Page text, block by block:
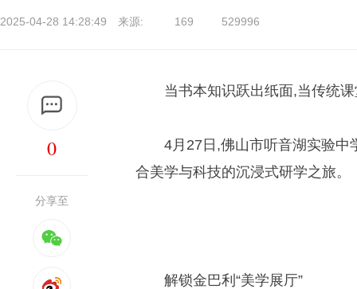
2025-04-28 14:28:49 来源: 169 529996
0
分享至
当书本知识跃出纸面,当传统
4月27日,佛山市听音湖实验中
合美学与科技的沉浸式研学之旅。
解锁金巴利“美学展厅”